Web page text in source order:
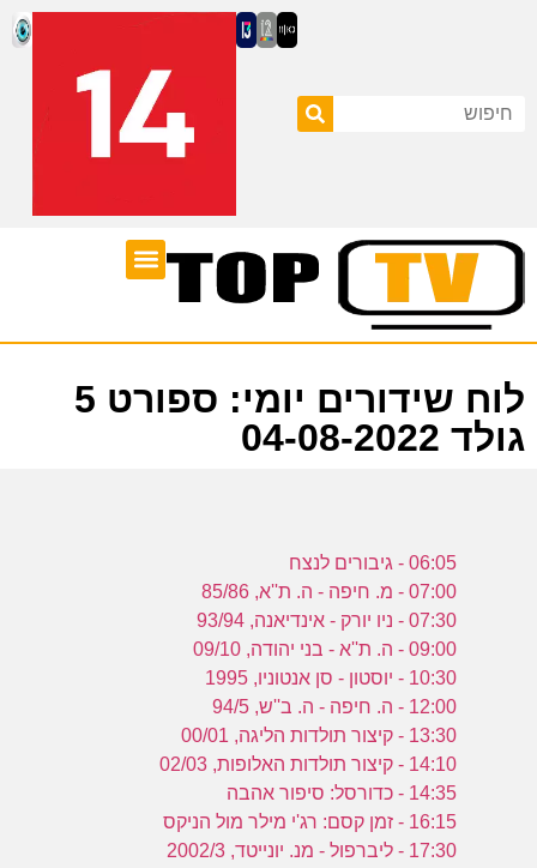
לוח שידורים יומי: ספורט 5
גולד 04-08-2022
06:05 - גיבורים לנצח
07:00 - מ. חיפה - ה. ת''א, 85/86
07:30 - ניו יורק - אינדיאנה, 93/94
09:00 - ה. ת''א - בני יהודה, 09/10
10:30 - יוסטון - סן אנטוניו, 1995
12:00 - ה. חיפה - ה. ב''ש, 94/5
13:30 - קיצור תולדות הליגה, 00/01
14:10 - קיצור תולדות האלופות, 02/03
14:35 - כדורסל: סיפור אהבה
16:15 - זמן קסם: רג'י מילר מול הניקס
17:30 - ליברפול - מנ. יונייטד, 2002/3